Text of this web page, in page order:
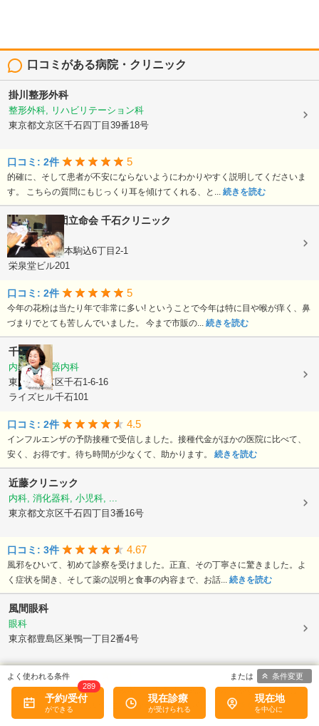
口コミがある病院・クリニック
掛川整形外科
整形外科, リハビリテーション科
東京都文京区千石四丁目39番18号
口コミ: 2件 5
的確に、そして患者が不安にならないようにわかりやすく説明してくださいま
す。 こちらの質問にもじっくり耳を傾けてくれる、と... 続きを読む
医療法人社団立命会 千石クリニック
内科, 麻酔科
東京都文京区本駒込6丁目2-1
栄泉堂ビル201
口コミ: 2件 5
今年の花粉は当たり年で非常に多い! ということで今年は特に目や喉が痒く、鼻
づまりでとても苦しんでいました。 今まで市販の... 続きを読む
千葉医院
内科, 循環器内科
東京都文京区千石1-6-16
ライズヒル千石101
口コミ: 2件 4.5
インフルエンザの予防接種で受信しました。接種代金がほかの医院に比べて、
安く、お得です。待ち時間が少なくて、助かります。 続きを読む
近藤クリニック
内科, 消化器科, 小児科, ...
東京都文京区千石四丁目3番16号
口コミ: 3件 4.67
風邪をひいて、初めて診察を受けました。正直、その丁寧さに驚きました。よ
く症状を聞き、そして薬の説明と食事の内容まで、お話... 続きを読む
風間眼科
眼科
東京都豊島区巣鴨一丁目2番4号
口コミ: 2件
聞こえない息子に先生自ら歩み寄って下さり、筆談でわかりやすく説明もして
くださり、こんな優しい先生なかなかいらっしゃらない...続きを読む
予約/受付
289
現在診療 現在地
条件変更